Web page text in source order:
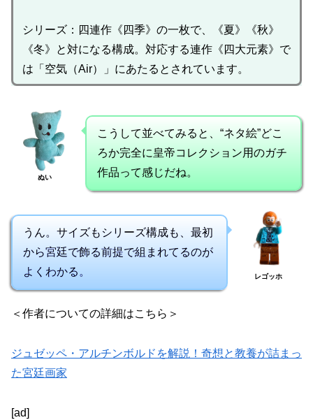
シリーズ：四連作《四季》の一枚で、《夏》《秋》
《冬》と対になる構成。対応する連作《四大元素》で
は「空気（Air）」にあたるとされています。
ぬい
こうして並べてみると、“ネタ絵”どこ
ろか完全に皇帝コレクション用のガチ
作品って感じだね。
うん。サイズもシリーズ構成も、最初
から宮廷で飾る前提で組まれてるのが
よくわかる。
レゴッホ
＜作者についての詳細はこちら＞
ジュゼッペ・アルチンボルドを解説！奇想と教養が詰まっ
た宮廷画家
[ad]